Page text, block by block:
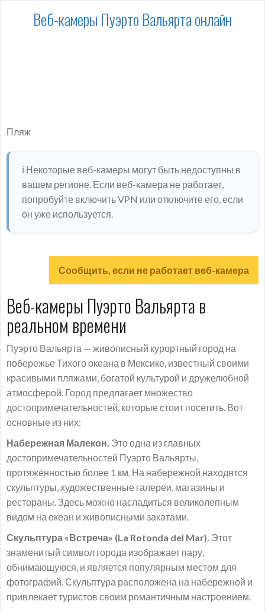
Веб-камеры Пуэрто Вальярта онлайн
Пляж
ℹ️ Некоторые веб-камеры могут быть недоступны в
вашем регионе. Если веб-камера не работает,
попробуйте включить VPN или отключите его, если
он уже используется.
Сообщить, если не работает веб-камера
Веб-камеры Пуэрто Вальярта в
реальном времени
Пуэрто Вальярта — живописный курортный город на
побережье Тихого океана в Мексике, известный своими
красивыми пляжами, богатой культурой и дружелюбной
атмосферой. Город предлагает множество
достопримечательностей, которые стоит посетить. Вот
основные из них:
Набережная Малекон. Это одна из главных
достопримечательностей Пуэрто Вальярты,
протяжённостью более 1 км. На набережной находятся
скульптуры, художественные галереи, магазины и
рестораны. Здесь можно насладиться великолепным
видом на океан и живописными закатами.
Скульптура «Встреча» (La Rotonda del Mar). Этот
знаменитый символ города изображает пару,
обнимающуюся, и является популярным местом для
фотографий. Скульптура расположена на набережной и
привлекает туристов своим романтичным настроением.